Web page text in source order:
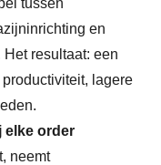
tussen
en
resultaat: een
lagere
elke order
neemt